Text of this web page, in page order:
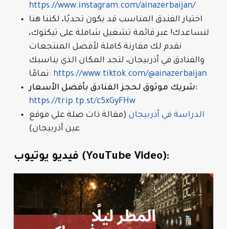
https://www.instagram.com/ainazerbaijan/
اختيار الفندق المناسب قد يكون تحديًا، لكننا هنا
لنساعدك! عبر قائمة تشغيل شاملة على تيكتوك،
نقدم لك مقارنة كاملة لأفضل المنتجعات
والفنادق في أذربيجان، لتجد المكان الذي يناسبك
تمامًا: https://www.tiktok.com/@ainazerbaijan
شريك موثوق لحجز الفنادق بأفضل الأسعار:
https://trip.tp.st/c5xGyFHw
الدراسة في أذربيجان (مقالة ذات صلة علي موقع
عين أذربيجان)
فيديو يوتيوب (YouTube Video):